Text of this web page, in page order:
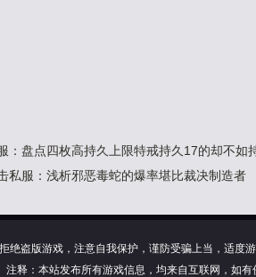
：盘点四枚高持久上限特戒持久17的却不如
私服：浅析邪恶毒蛇的爆率堪比裁决制造者
拒绝盗版游戏，注意自我保护，谨防受骗上当，适度
注释：本站发布所有游戏信息，均来自互联网，如